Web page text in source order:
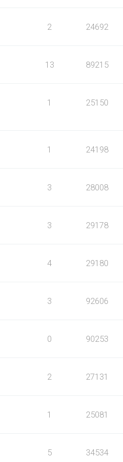
2 24692
13 89215
1 25150
1 24198
3 28008
3 29178
4 29180
3 92606
0 90253
2 27131
1 25081
5 34534